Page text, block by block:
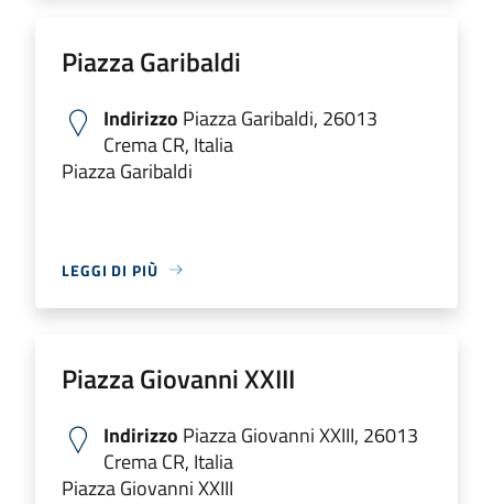
Piazza Garibaldi
Indirizzo Piazza Garibaldi, 26013
Crema CR, Italia
Piazza Garibaldi
LEGGI DI PIÙ
Piazza Giovanni XXIII
Indirizzo Piazza Giovanni XXIII, 26013
Crema CR, Italia
Piazza Giovanni XXIII